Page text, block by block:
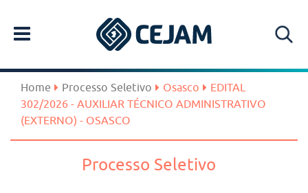
Home Processo Seletivo Osasco
EDITAL
302/2026 - AUXILIAR TÉCNICO ADMINISTRATIVO
(EXTERNO) - OSASCO
Processo Seletivo